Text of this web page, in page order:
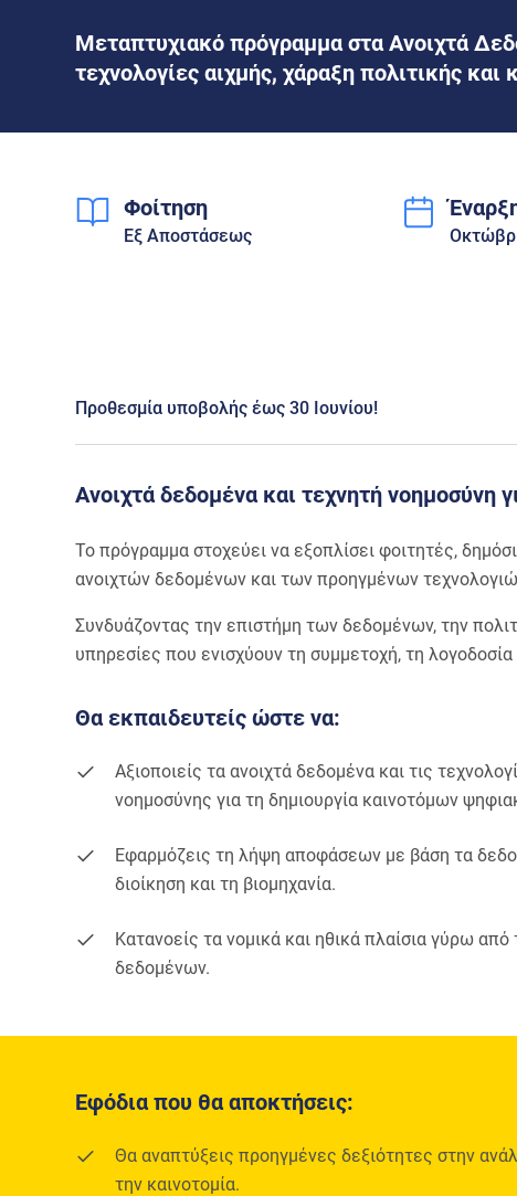
Μεταπτυχιακό πρόγραμμα στα Ανοιχτά
τεχνολογίες αιχμής, χάραξη πολιτικής και
Φοίτηση
Εξ Aποστάσεως
Προθεσμία υποβολής έως 30 Ιουνίου!
Ανοιχτά δεδομένα και τεχνητή νοημοσύνη
Το πρόγραμμα στοχεύει να εξοπλίσει φοιτητές,
ανοιχτών δεδομένων και των προηγμένων
Συνδυάζοντας την επιστήμη των δεδομένων, την
υπηρεσίες που ενισχύουν τη συμμετοχή, τη
Θα εκπαιδευτείς ώστε να:
Αξιοποιείς τα ανοιχτά δεδομένα και τις
νοημοσύνης για τη δημιουργία καινοτόμων
Εφαρμόζεις τη λήψη αποφάσεων με βάση τα
διοίκηση και τη βιομηχανία.
Κατανοείς τα νομικά και ηθικά πλαίσια γύρω από
δεδομένων.
Εφόδια που θα αποκτήσεις:
Θα αναπτύξεις προηγμένες δεξιότητες στην
την καινοτομία.